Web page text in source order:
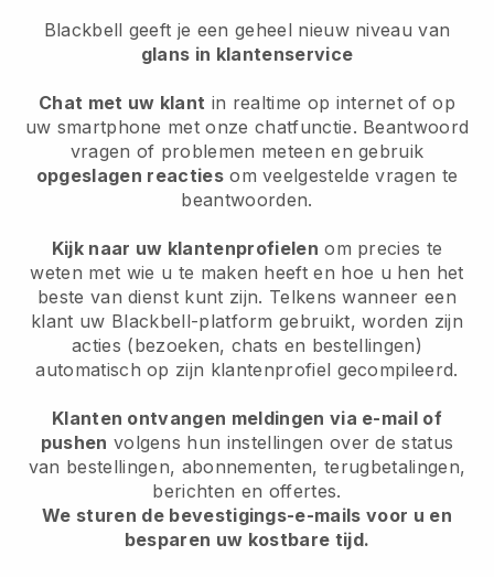
Blackbell geeft je een geheel nieuw niveau van
glans in klantenservice
Chat met uw klant in realtime op internet of op
uw smartphone met onze chatfunctie. Beantwoord
vragen of problemen meteen en gebruik
opgeslagen reactiesom veelgestelde vragen te
beantwoorden.
Kijk naar uw klantenprofielen om precies te
weten met wie u te maken heeft en hoe u hen het
beste van dienst kunt zijn. Telkens wanneer een
klant uw Blackbell-platform gebruikt, worden zijn
acties (bezoeken, chats en bestellingen)
automatisch op zijn klantenprofiel gecompileerd.
Klanten ontvangen meldingen via e-mail of
pushen volgens hun instellingen over de status
van bestellingen, abonnementen, terugbetalingen,
berichten en offertes.
We sturen de bevestigings-e-mails voor u en
besparen uw kostbare tijd.